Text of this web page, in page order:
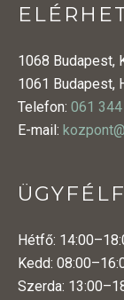
1068 Budapest,
1061 Budapest,
Telefon: 061
E-mail:
Hétfő:
Kedd:
Szerda: